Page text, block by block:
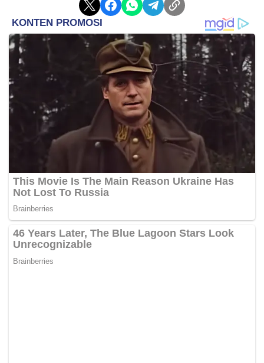
Layanan lainnya mencakup pendampingan bagi
lansia dan anak terlantar, layanan mobil kemasan,
perizinan sertifikat kelayakan pengolahan ikan,
pembagian bibit gratis, pembayaran Ziswaf,
khitanan massal, edukasi dan konsultasi KB,
pemeriksaan ibu hamil, hingga edukasi kebencanaan
berbasis permainan interaktif.
“Dalam kegiatan ini juga ada edukasi kebencanaan,
melalui permainan yang dirancang untuk
mengedukasi masyarakat agar tangguh
menghadapi bencana,” tambah Herman.